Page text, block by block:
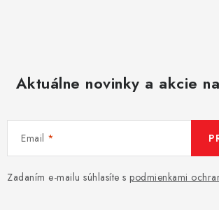
Aktuálne novinky a akcie
Email
Zadaním e-mailu súhlasíte s podmienkami